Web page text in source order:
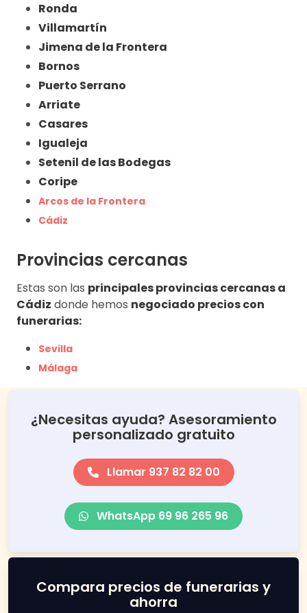
Ronda
Villamartín
Jimena de la Frontera
Bornos
Puerto Serrano
Arriate
Casares
Igualeja
Setenil de las Bodegas
Coripe
Arcos de la Frontera
Cádiz
Provincias cercanas
Estas son las principales provincias cercanas a
Cádiz donde hemos negociado precios con
funerarias:
Sevilla
Málaga
¿Necesitas ayuda? Asesoramiento
personalizado gratuito
Llamar 937 82 82 00
WhatsApp 69 96 265 96
Compara precios de funerarias y
ahorra